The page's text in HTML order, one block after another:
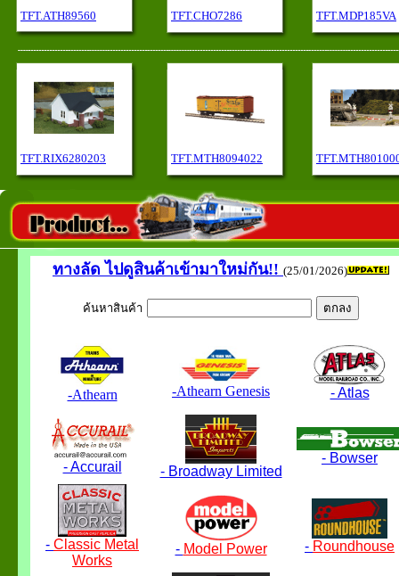
TFT.ATH89560 TFT.CHO7286 TFT.MDP185VA
TFT.RIX6280203 TFT.MTH8094022
ทางลัด ไปดูสินค้าเข้ามาใหม่กัน!! (25/01/2026)
ค้นหาสินค้า
-Athearn -Athearn Genesis - Atlas
- Accurail - Broadway Limited
- Bowser
- Classic Metal
Works
- Model Power - Roundhouse